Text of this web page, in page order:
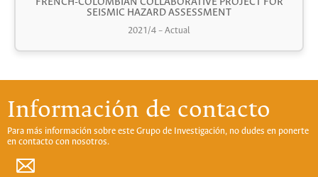
SEISMIC HAZARD ASSESSMENT
2021/4 – Actual
Información de contacto
Para más información sobre este Grupo de Investigación, no dudes en ponerte
en contacto con nosotros.